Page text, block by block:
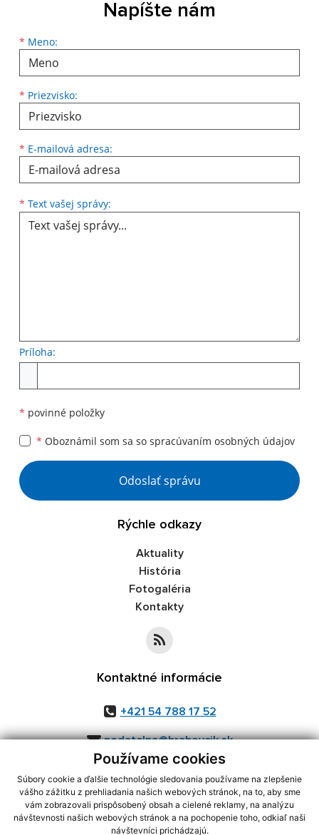
Používame cookies
Súbory cookie a ďalšie technológie sledovania používame na zlepšenie
vášho zážitku z prehliadania našich webových stránok, na to, aby sme
vám zobrazovali prispôsobený obsah a cielené reklamy, na analýzu
návštevnosti našich webových stránok a na pochopenie toho, odkiaľ naši
návštevníci prichádzajú.
Napíšte nám
* Meno:
Meno
* Priezvisko:
Priezvisko
* E-mailová adresa:
E-mailová adresa
* Text vašej správy:
Príloha:
* povinné položky
* Oboznámil som sa so spracúvaním osobných údajov
Google reCaptcha Response
Odoslať správu
Rýchle odkazy
Aktuality
História
Fotogaléria
Kontakty
Kontaktné informácie
+421 54 788 17 52
podatelna@hrabovcik.sk
využite možnosť získavania aktuálnych informácií s využitím RSS
CMS systém (redakčný) systém ECHELON 2,Mapa stránok,web portál
webex.digital, s.r.o.,domény,registrácia domény